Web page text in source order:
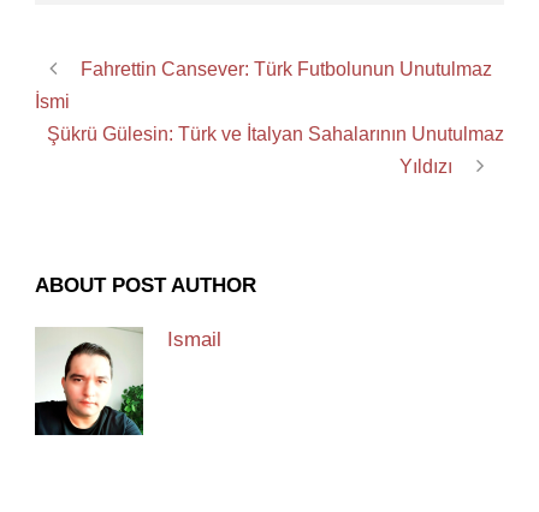
Fahrettin Cansever: Türk Futbolunun Unutulmaz
İsmi
Şükrü Gülesin: Türk ve İtalyan Sahalarının Unutulmaz
Yıldızı
ABOUT POST AUTHOR
Ismail